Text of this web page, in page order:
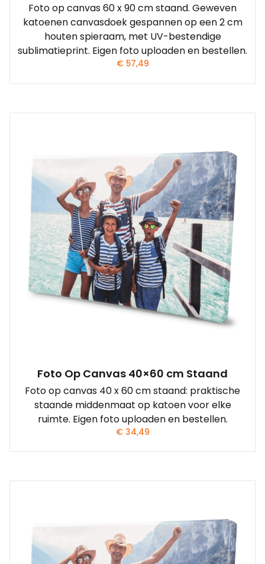
Foto op canvas 60 x 90 cm staand. Geweven
katoenen canvasdoek gespannen op een 2 cm
houten spieraam, met UV-bestendige
sublimatieprint. Eigen foto uploaden en bestellen.
€57,49
Foto Op Canvas 40×60 cm Staand
Foto op canvas 40 x 60 cm staand: praktische
staande middenmaat op katoen voor elke
ruimte. Eigen foto uploaden en bestellen.
€34,49